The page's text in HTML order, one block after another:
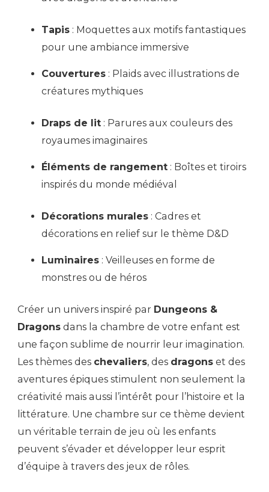
Tapis : Moquettes aux motifs fantastiques
pour une ambiance immersive
Couvertures : Plaids avec illustrations de
créatures mythiques
Draps de lit : Parures aux couleurs des
royaumes imaginaires
Éléments de rangement : Boîtes et tiroirs
inspirés du monde médiéval
Décorations murales : Cadres et
décorations en relief sur le thème D&D
Luminaires : Veilleuses en forme de
monstres ou de héros
Créer un univers inspiré par Dungeons &
Dragons dans la chambre de votre enfant est
une façon sublime de nourrir leur imagination.
Les thèmes des chevaliers, des dragons et des
aventures épiques stimulent non seulement la
créativité mais aussi l’intérêt pour l’histoire et la
littérature. Une chambre sur ce thème devient
un véritable terrain de jeu où les enfants
peuvent s’évader et développer leur esprit
d’équipe à travers des jeux de rôles.